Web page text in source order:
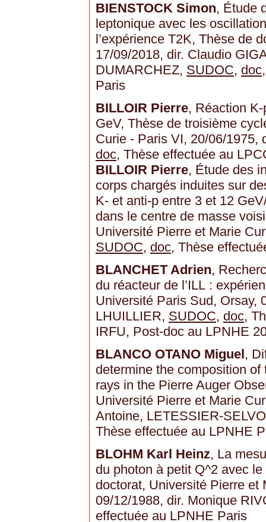
BIENSTOCK Simon, Étude
leptonique avec les
l’expérience T2K, Thèse de
17/09/2018, dir. Claudio
DUMARCHEZ, SUDOC, doc
Paris
BILLOIR Pierre, Réaction
GeV, Thèse de troisième
Curie - Paris VI, 20/06/1975,
doc, Thèse effectuée au
BILLOIR Pierre, Étude des
corps chargés induites sur
K- et anti-p entre 3 et 12
dans le centre de masse
Université Pierre et Marie
SUDOC, doc, Thèse
BLANCHET Adrien,
du réacteur de l’ILL :
Université Paris Sud, Orsay,
LHUILLIER, SUDOC, doc,
IRFU, Post-doc au LPNHE
BLANCO OTANO Miguel,
determine the composition
rays in the Pierre Auger
Université Pierre et Marie
Antoine, LETESSIER-
Thèse effectuée au LPNHE
BLOHM Karl Heinz, La
du photon à petit Q^2 avec
doctorat, Université Pierre et
09/12/1988, dir. Monique
effectuée au LPNHE Paris